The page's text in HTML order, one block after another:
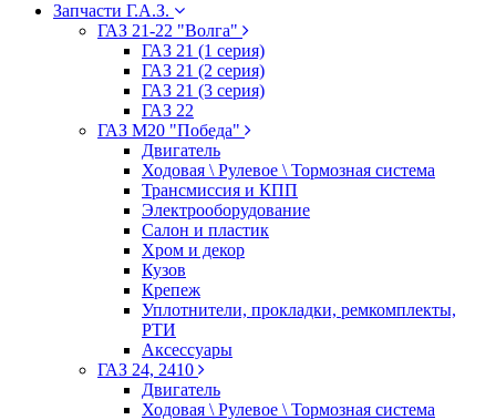
Запчасти Г.А.З.
ГАЗ 21-22 "Волга"
ГАЗ 21 (1 серия)
ГАЗ 21 (2 серия)
ГАЗ 21 (3 серия)
ГАЗ 22
ГАЗ М20 "Победа"
Двигатель
Ходовая \ Рулевое \ Тормозная система
Трансмиссия и КПП
Электрооборудование
Салон и пластик
Хром и декор
Кузов
Крепеж
Уплотнители, прокладки, ремкомплекты,
РТИ
Аксессуары
ГАЗ 24, 2410
Двигатель
Ходовая \ Рулевое \ Тормозная система